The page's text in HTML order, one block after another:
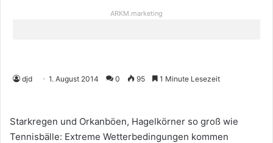
ARKM.marketing
djd 1. August 2014 0 95 1 Minute Lesezeit
Starkregen und Orkanböen, Hagelkörner so groß wie
Tennisbälle: Extreme Wetterbedingungen kommen